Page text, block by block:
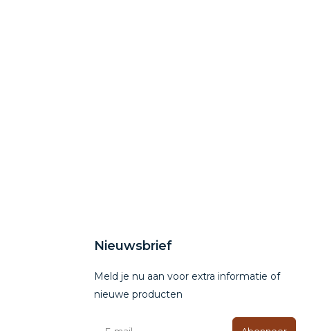
Nieuwsbrief
Meld je nu aan voor extra informatie of
nieuwe producten